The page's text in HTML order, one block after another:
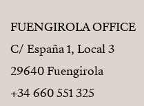
FUENGIROLA OFFICE
C/ España 1, Local 3
29640 Fuengirola
+34 660 551 325